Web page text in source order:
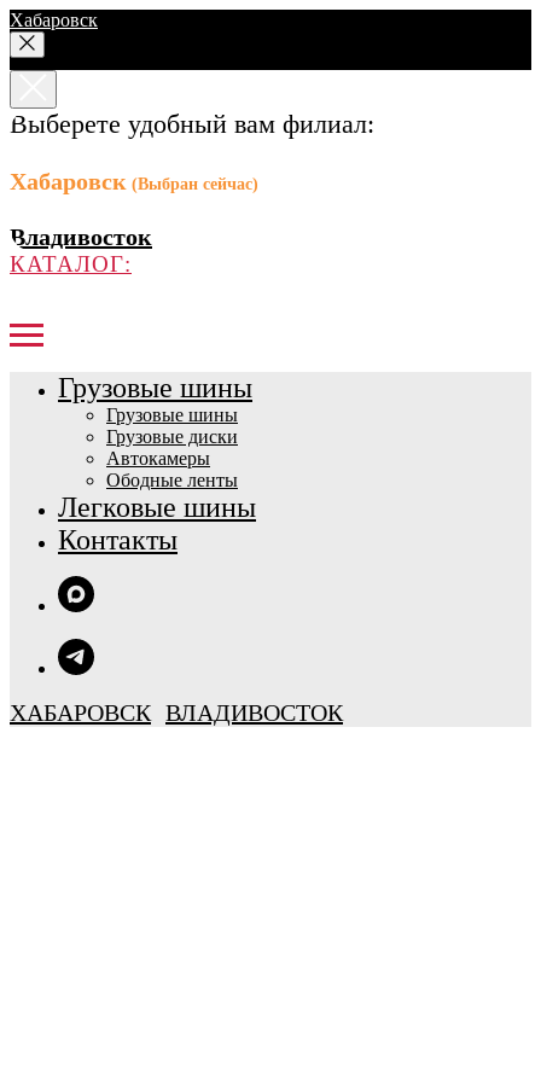
Хабаровск
Выберете удобный вам филиал:
Хабаровск (Выбран сейчас)
Владивосток
КАТАЛОГ:
Грузовые шины
Грузовые шины
Грузовые диски
Автокамеры
Ободные ленты
Легковые шины
Контакты
ХАБАРОВСК ВЛАДИВОСТОК